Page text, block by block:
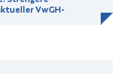
VwGH-